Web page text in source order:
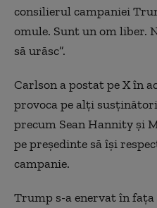
consilierul campaniei
omule. Sunt un om liber.
să urăsc”.
Carlson a postat pe X în
provoca pe alţi
precum Sean Hannity şi
pe preşedinte să îşi
campanie.
Trump s-a enervat în